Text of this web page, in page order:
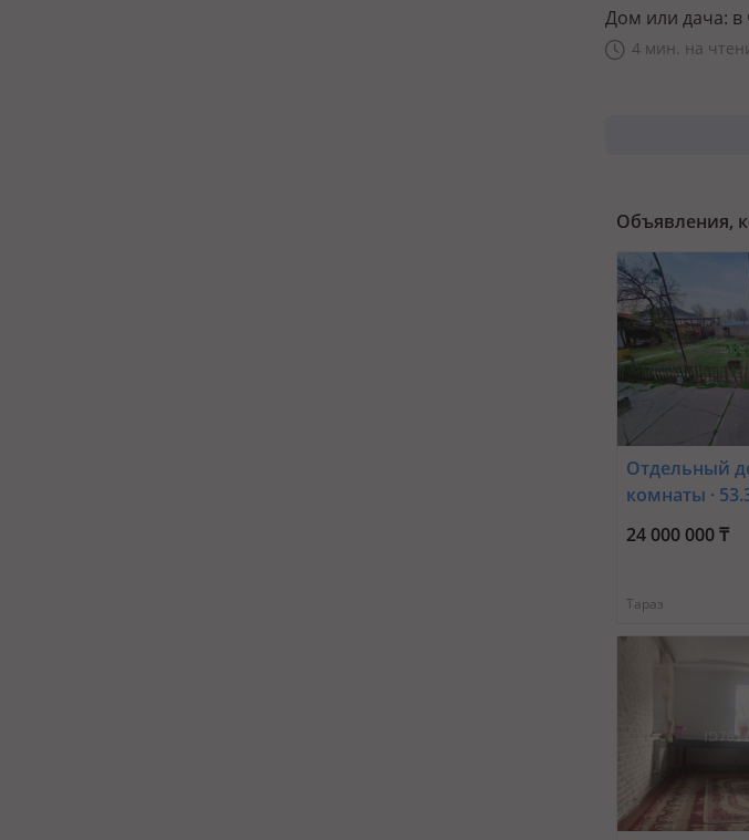
Дом или дача: в
4 мин. на
Объявления,
Отдельный
комнаты ·
переулок
— Район
24 000 000 ₸
Тараз